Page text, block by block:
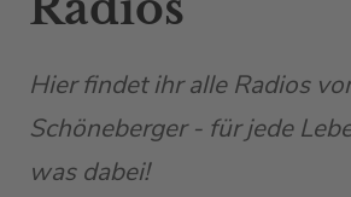
Hier findet ihr alle Radios
Schöneberger - für jede
was dabei!